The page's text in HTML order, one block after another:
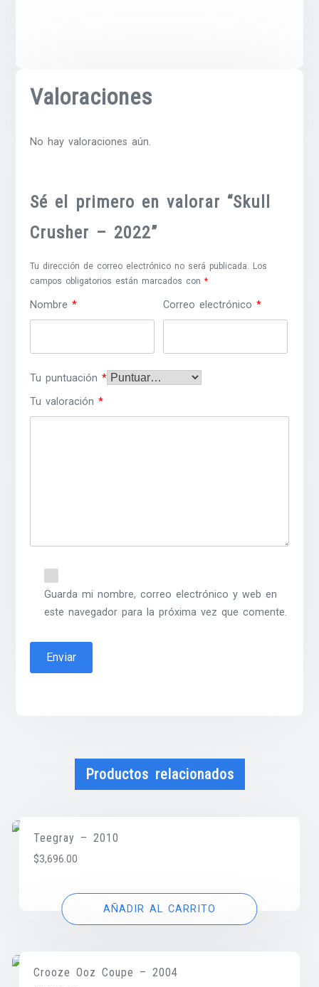
Valoraciones
No hay valoraciones aún.
Sé el primero en valorar “Skull
Crusher – 2022”
Tu dirección de correo electrónico no será publicada. Los
campos obligatorios están marcados con*
Nombre* Correo electrónico*
Tu puntuación*
Tu valoración*
Guarda mi nombre, correo electrónico y web en
este navegador para la próxima vez que comente.
Productos relacionados
Teegray – 2010
$3,696.00
AÑADIR AL CARRITO
Crooze Ooz Coupe – 2004